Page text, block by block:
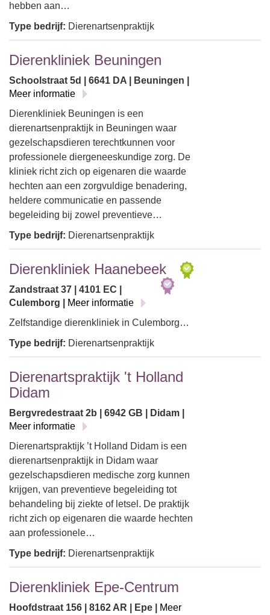
hebben aan…
Type bedrijf: Dierenartsenpraktijk
Dierenkliniek Beuningen
Schoolstraat 5d | 6641 DA | Beuningen |
Meer informatie
Dierenkliniek Beuningen is een
dierenartsenpraktijk in Beuningen waar
gezelschapsdieren terechtkunnen voor
professionele diergeneeskundige zorg. De
kliniek richt zich op eigenaren die waarde
hechten aan een zorgvuldige benadering,
heldere communicatie en passende
begeleiding bij zowel preventieve…
Type bedrijf: Dierenartsenpraktijk
Dierenkliniek Haanebeek
Zandstraat 37 | 4101 EC |
Culemborg |
Meer informatie
Zelfstandige dierenkliniek in Culemborg…
Type bedrijf: Dierenartsenpraktijk
Dierenartspraktijk 't Holland
Didam
Bergvredestraat 2b | 6942 GB | Didam |
Meer informatie
Dierenartspraktijk ’t Holland Didam is een
dierenartsenpraktijk in Didam waar
gezelschapsdieren medische zorg kunnen
krijgen, van preventieve begeleiding tot
behandeling bij ziekte of letsel. De praktijk
richt zich op eigenaren die waarde hechten
aan professionele…
Type bedrijf: Dierenartsenpraktijk
Dierenkliniek Epe-Centrum
Hoofdstraat 156 | 8162 AR | Epe |
Meer